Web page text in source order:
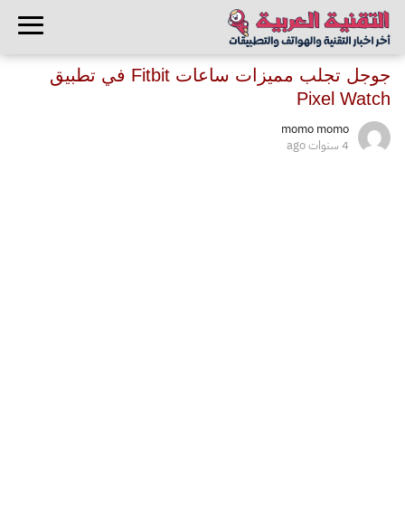
جوجل تجلب مميزات ساعات Fitbit في تطبيق
Pixel Watch
momo momo
4 سنوات ago